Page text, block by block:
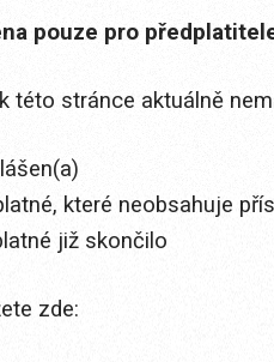
pouze pro
této stránce aktuálně
které neobsahuje
již skončilo
zde: